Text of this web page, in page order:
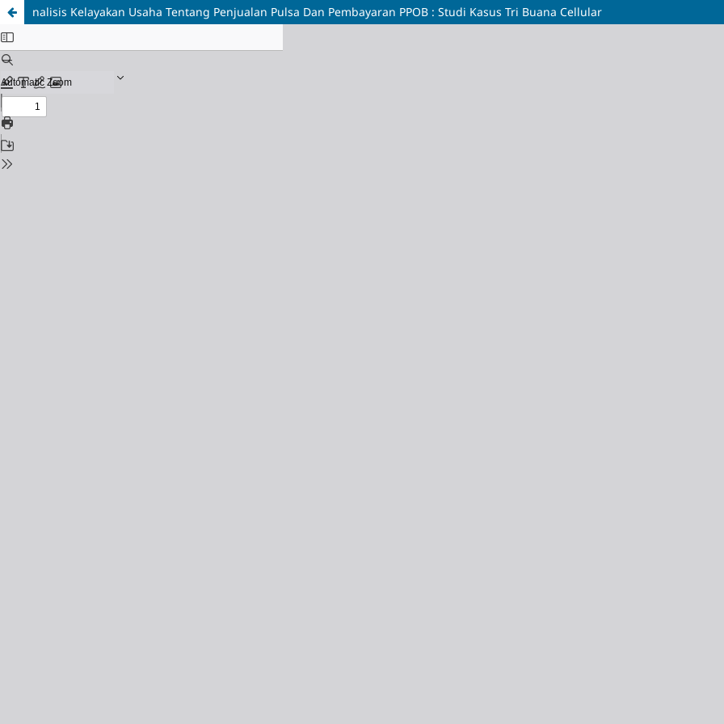
nalisis Kelayakan Usaha Tentang Penjualan Pulsa Dan Pembayaran PPOB : Studi Kasus Tri Buana Cellular